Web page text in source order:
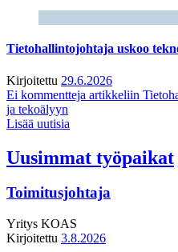
Tietohallintojohtaja uskoo
Kirjoitettu 29.6.2026
Ei kommentteja artikkeliin
ja tekoälyyn
Lisää uutisia
Uusimmat työpaikat
Toimitusjohtaja
Yritys KOAS
Kirjoitettu 3.8.2026